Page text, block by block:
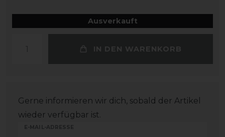
Ausverkauft
IN DEN WARENKORB
Gerne informieren wir dich, sobald der Artikel
wieder verfügbar ist.
E-MAIL-ADRESSE